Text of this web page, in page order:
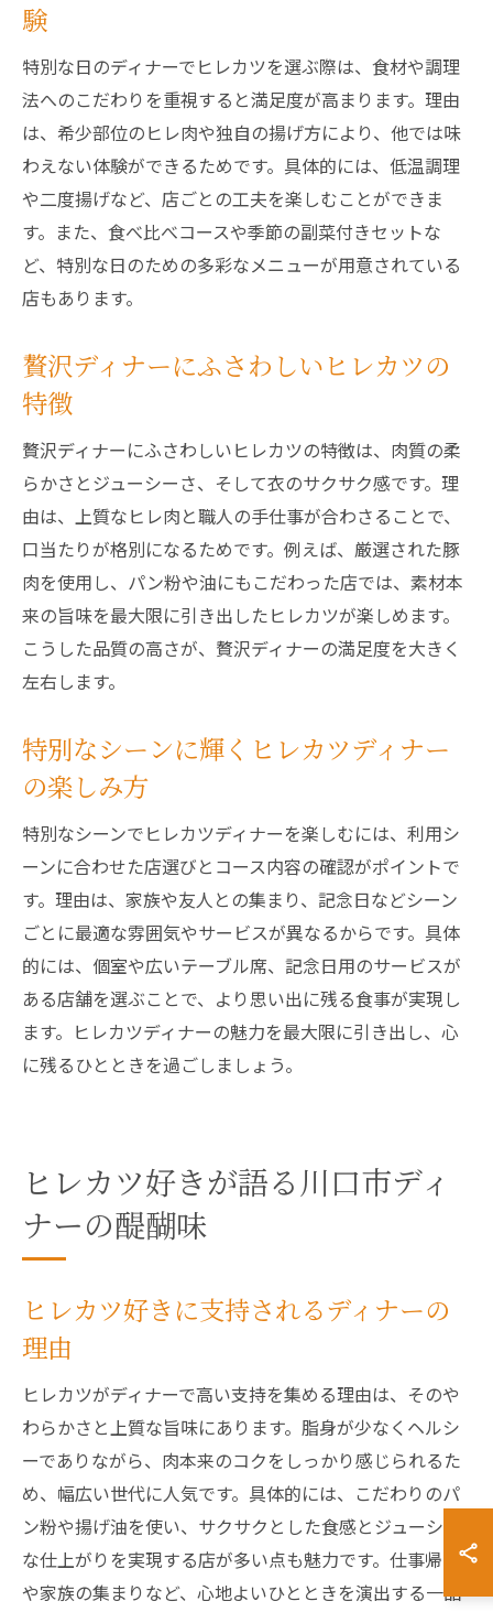
験
特別な日のディナーでヒレカツを選ぶ際は、食材や調理
法へのこだわりを重視すると満足度が高まります。理由
は、希少部位のヒレ肉や独自の揚げ方により、他では味
わえない体験ができるためです。具体的には、低温調理
や二度揚げなど、店ごとの工夫を楽しむことができま
す。また、食べ比べコースや季節の副菜付きセットな
ど、特別な日のための多彩なメニューが用意されている
店もあります。
贅沢ディナーにふさわしいヒレカツの
特徴
贅沢ディナーにふさわしいヒレカツの特徴は、肉質の柔
らかさとジューシーさ、そして衣のサクサク感です。理
由は、上質なヒレ肉と職人の手仕事が合わさることで、
口当たりが格別になるためです。例えば、厳選された豚
肉を使用し、パン粉や油にもこだわった店では、素材本
来の旨味を最大限に引き出したヒレカツが楽しめます。
こうした品質の高さが、贅沢ディナーの満足度を大きく
左右します。
特別なシーンに輝くヒレカツディナー
の楽しみ方
特別なシーンでヒレカツディナーを楽しむには、利用シ
ーンに合わせた店選びとコース内容の確認がポイントで
す。理由は、家族や友人との集まり、記念日などシーン
ごとに最適な雰囲気やサービスが異なるからです。具体
的には、個室や広いテーブル席、記念日用のサービスが
ある店舗を選ぶことで、より思い出に残る食事が実現し
ます。ヒレカツディナーの魅力を最大限に引き出し、心
に残るひとときを過ごしましょう。
ヒレカツ好きが語る川口市ディ
ナーの醍醐味
ヒレカツ好きに支持されるディナーの
理由
ヒレカツがディナーで高い支持を集める理由は、そのや
わらかさと上質な旨味にあります。脂身が少なくヘルシ
ーでありながら、肉本来のコクをしっかり感じられるた
め、幅広い世代に人気です。具体的には、こだわりのパ
ン粉や揚げ油を使い、サクサクとした食感とジューシー
な仕上がりを実現する店が多い点も魅力です。仕事帰り
や家族の集まりなど、心地よいひとときを演出する一品